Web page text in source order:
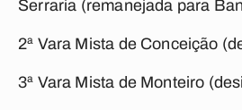
Serraria (remanejada para
2ª Vara Mista de Conceição
3ª Vara Mista de Monteiro